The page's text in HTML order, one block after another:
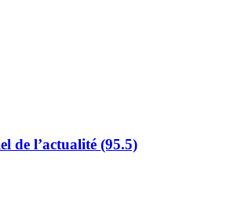
de l’actualité (95.5)